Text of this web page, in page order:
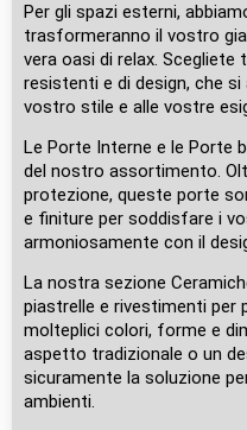
Per gli spazi esterni,
trasformeranno il vostro
vera oasi di relax. Scegliete
resistenti e di design, che
vostro stile e alle vostre
Le Porte Interne e le Porte
del nostro assortimento.
protezione, queste porte
e finiture per soddisfare i
armoniosamente con il
La nostra sezione
piastrelle e rivestimenti per
molteplici colori, forme e
aspetto tradizionale o un
sicuramente la soluzione
ambienti.